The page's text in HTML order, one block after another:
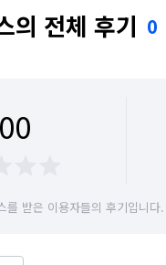
의 전체 후기 0
를 받은 이용자들의 후기입니다.